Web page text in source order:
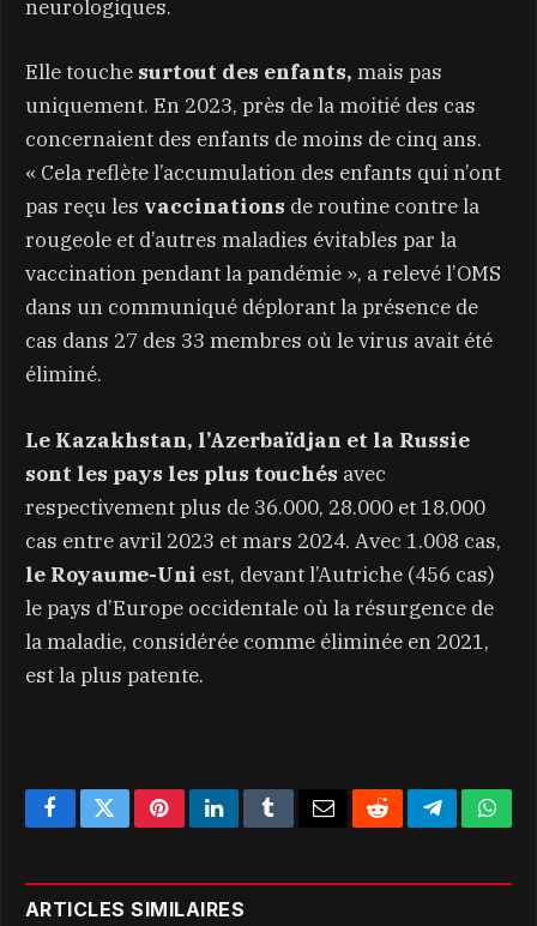
neurologiques.
Elle touche surtout des enfants, mais pas
uniquement. En 2023, près de la moitié des cas
concernaient des enfants de moins de cinq ans.
« Cela reflète l’accumulation des enfants qui n’ont
pas reçu les vaccinations de routine contre la
rougeole et d’autres maladies évitables par la
vaccination pendant la pandémie », a relevé l’OMS
dans un communiqué déplorant la présence de
cas dans 27 des 33 membres où le virus avait été
éliminé.
Le Kazakhstan, l’Azerbaïdjan et la Russie
sont les pays les plus touchés avec
respectivement plus de 36.000, 28.000 et 18.000
cas entre avril 2023 et mars 2024. Avec 1.008 cas,
le Royaume-Uni est, devant l’Autriche (456 cas)
le pays d’Europe occidentale où la résurgence de
la maladie, considérée comme éliminée en 2021,
est la plus patente.
FacebookTwitterPinterestLinkedInTumblrEmailRedditTelegram
ARTICLES SIMILAIRES